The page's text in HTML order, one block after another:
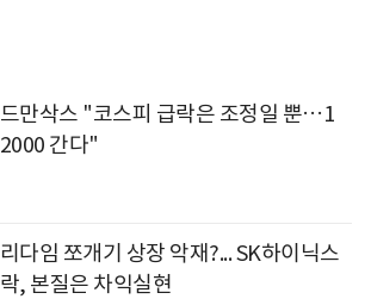
만삭스 "코스피 급락은 조정일 뿐…1
간다"
다임 쪼개기 상장 악재?... SK하이닉스
, 본질은 차익실현